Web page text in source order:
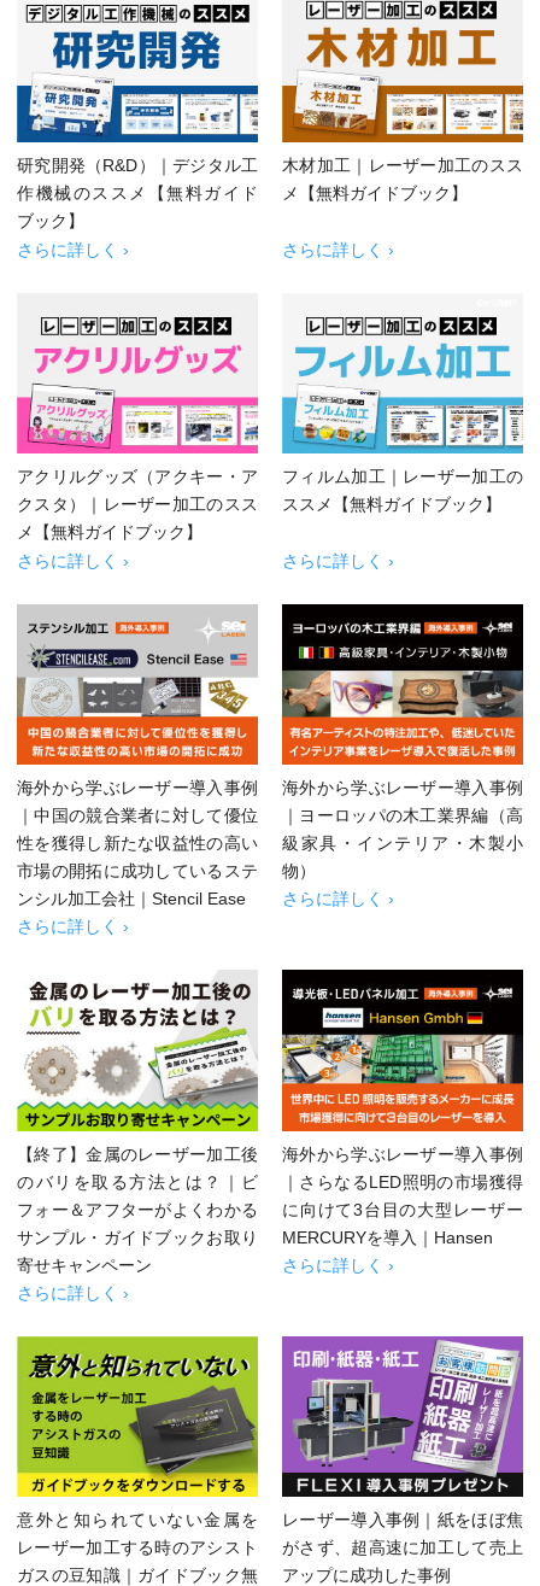
研究開発（R&D）｜デジタル工
作機械のススメ【無料ガイド
ブック】
さらに詳しく ›
木材加工｜レーザー加工のスス
メ【無料ガイドブック】
さらに詳しく ›
アクリルグッズ（アクキー・ア
クスタ）｜レーザー加工のスス
メ【無料ガイドブック】
さらに詳しく ›
フィルム加工｜レーザー加工の
ススメ【無料ガイドブック】
さらに詳しく ›
海外から学ぶレーザー導入事例
｜中国の競合業者に対して優位
性を獲得し新たな収益性の高い
市場の開拓に成功しているステ
ンシル加工会社｜Stencil Ease
さらに詳しく ›
海外から学ぶレーザー導入事例
｜ヨーロッパの木工業界編（高
級家具・インテリア・木製小
物）
さらに詳しく ›
【終了】金属のレーザー加工後
のバリを取る方法とは？｜ビ
フォー＆アフターがよくわかる
サンプル・ガイドブックお取り
寄せキャンペーン
さらに詳しく ›
海外から学ぶレーザー導入事例
｜さらなるLED照明の市場獲得
に向けて3台目の大型レーザー
MERCURYを導入｜Hansen
さらに詳しく ›
意外と知られていない金属を
レーザー加工する時のアシスト
ガスの豆知識｜ガイドブック無
レーザー導入事例｜紙をほぼ焦
がさず、超高速に加工して売上
アップに成功した事例